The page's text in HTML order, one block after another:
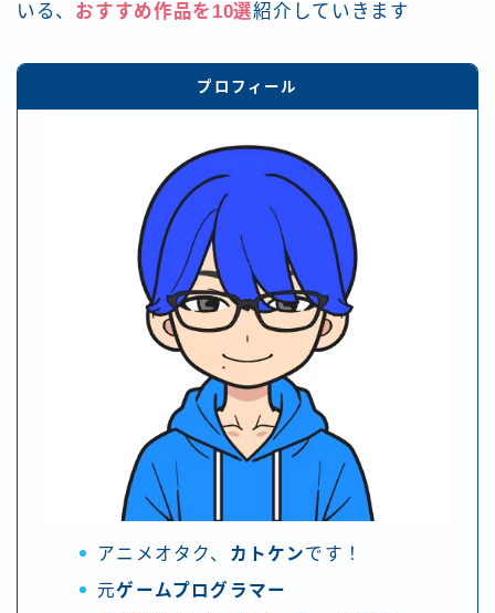
いる、 おすすめ作品を 10選紹介していきます
プロフィール
アニメオタク、 カトケンです！
元ゲームプログラマー